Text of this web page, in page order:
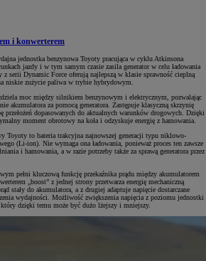
i konwerterem
jednostka benzynowa Toyoty pracująca w cyklu Atkinsona
jazdy i w tym samym czasie zasila generator w celu ładowania
serii Dynamic Force oferują najlepszą w klasie sprawność cieplną
niskie zużycie paliwa w trybie hybrydowym.
moc między silnikiem benzynowym i elektrycznym, pozwalając
akumulatora za pomocą generatora. Zastępuje klasyczną skrzynię
przełożeń dopasowanych do aktualnych warunków drogowych. Dzięki
moment obrotowy na koła i odzyskuje energię z hamowania.
Toyoty to bateria trakcyjna najnowszej generacji typu niklowo-
(Li-ion). Nie wymaga ona ładowania, ponieważ proces ten zawsze
i hamowania, a w razie potrzeby także za sprawą generatora przez
pełni kluczową funkcję przekaźnika prądu między akumulatorem
„boost” z jednej strony przetwarza energię mechaniczną
stały do akumulatora, a z drugiej adaptuje napięcie dostarczane
wydajności. Możliwość zwiększenia napięcia z poziomu jednostki
dzięki temu może być dużo lżejszy i mniejszy.